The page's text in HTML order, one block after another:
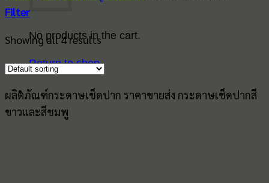
No products in the cart.
Return to shop
Filter
Showing all 4 results
ผลิตภัณฑ์กระดาษเช็ดปาก ราคาขายส่ง กระดาษเช็ดปากสี
ขาวและสีชมพู